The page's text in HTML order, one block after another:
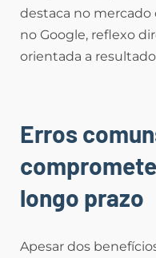
destaca no mercado
no Google, reflexo
orientada a
Erros
longo prazo
Apesar dos